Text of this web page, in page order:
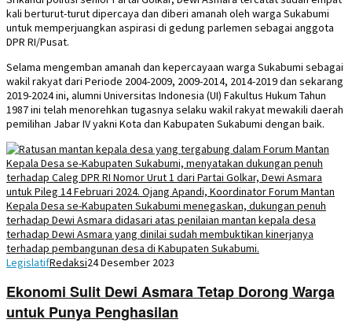
kali berturut-turut dipercaya dan diberi amanah oleh warga Sukabumi
untuk memperjuangkan aspirasi di gedung parlemen sebagai anggota
DPR RI/Pusat.
Selama mengemban amanah dan kepercayaan warga Sukabumi sebagai
wakil rakyat dari Periode 2004-2009, 2009-2014, 2014-2019 dan sekarang
2019-2024 ini, alumni Universitas Indonesia (UI) Fakultus Hukum Tahun
1987 ini telah menorehkan tugasnya selaku wakil rakyat mewakili daerah
pemilihan Jabar IV yakni Kota dan Kabupaten Sukabumi dengan baik.
LegislatifRedaksi24 Desember 2023
Ekonomi Sulit Dewi Asmara Tetap Dorong Warga
untuk Punya Penghasilan